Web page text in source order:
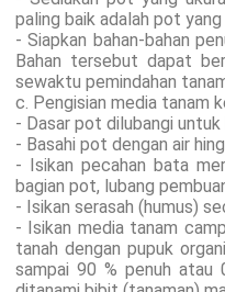
paling baik adalah pot
- Siapkan bahan-bahan
Bahan tersebut dapat
sewaktu pemindahan
c. Pengisian media tanam
- Dasar pot dilubangi untuk
- Basahi pot dengan air
- Isikan pecahan bata
bagian pot, lubang
- Isikan serasah (humus)
- Isikan media tanam
tanah dengan pupuk
sampai 90 % penuh